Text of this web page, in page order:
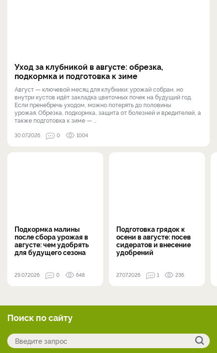
Уход за клубникой в августе: обрезка,
подкормка и подготовка к зиме
Август — ключевой месяц для клубники: урожай собран, но
внутри кустов идёт закладка цветочных почек на будущий год.
Если пренебречь уходом, можно потерять до половины
урожая. Обрезка, подкормка, защита от болезней и вредителей, а
также подготовка к зиме — ...
30.07.2026 0 1004
Подкормка малины
после сбора урожая в
августе: чем удобрять
для будущего сезона
29.07.2026 0 648
Подготовка грядок к
осени в августе: посев
сидератов и внесение
удобрений
27.07.2026 1 236
Поиск по сайту